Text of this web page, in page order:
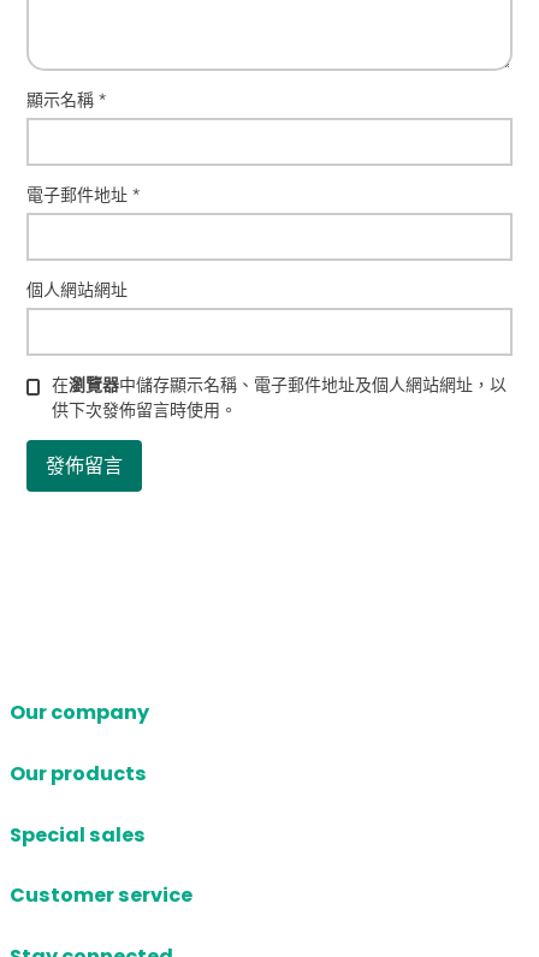
顯示名稱*
電子郵件地址*
個人網站網址
在瀏覽器中儲存顯示名稱、電子郵件地址及個人網站網址，以
供下次發佈留言時使用。
Our company
Our products
Special sales
Customer service